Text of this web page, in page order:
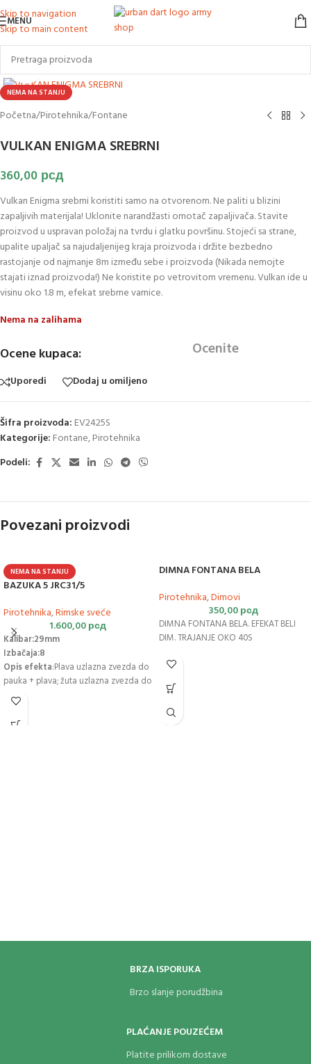
Skip to navigation
Skip to main content
MENU
NEMA NA STANJU
Klikni za uvećanje slike
Početna/Pirotehnika/Fontane
VULKAN ENIGMA SREBRNI
360,00 рсд
Vulkan Enigma srebrni koristiti samo na otvorenom. Ne paliti u blizini
zapaljivih materijala! Uklonite narandžasti omotač zapaljivača. Stavite
proizvod u uspravan položaj na tvrdu i glatku površinu. Stojeći sa strane,
upalite upaljač sa najudaljenijeg kraja proizvoda i držite bezbedno
rastojanje od najmanje 8m između sebe i proizvoda (Nikada nemojte
stajati iznad proizvoda!) Ne koristite po vetrovitom vremenu. Vulkan ide u
visinu oko 1.8 m, efekat srebrne varnice.
Nema na zalihama
Ocene kupaca: Ocenite
Uporedi Dodaj u omiljeno
Šifra proizvoda: EV2425S
Kategorije: Fontane,Pirotehnika
Podeli:
Povezani proizvodi
NEMA NA STANJU
BAZUKA 5 JRC31/5
Pirotehnika,Rimske sveće
1.600,00рсд
Kalibar:29mm
Izbačaja:8
Opis efekta:Plava uzlazna zvezda do
pauka + plava; žuta uzlazna zvezda do
žute i bele strob peonije; brokatni rep
do brokata; zelena uzlazna zvezda do
srebrne hrizanteme
DIMNA FONTANA BELA
Pirotehnika,Dimovi
350,00рсд
DIMNA FONTANA BELA. EFEKAT BELI
DIM. TRAJANJE OKO 40S
BRZA ISPORUKA
Brzo slanje porudžbina
PLAĆANJE POUZEĆEM
Platite prilikom dostave